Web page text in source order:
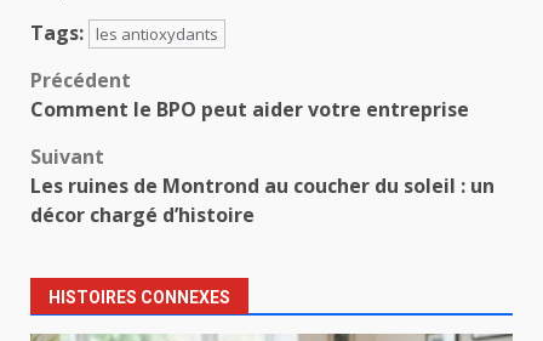
Tags:
les antioxydants
Navigation
Précédent
Comment le BPO peut aider votre entreprise
Suivant
Les ruines de Montrond au coucher du soleil : un
décor chargé d’histoire
HISTOIRES CONNEXES